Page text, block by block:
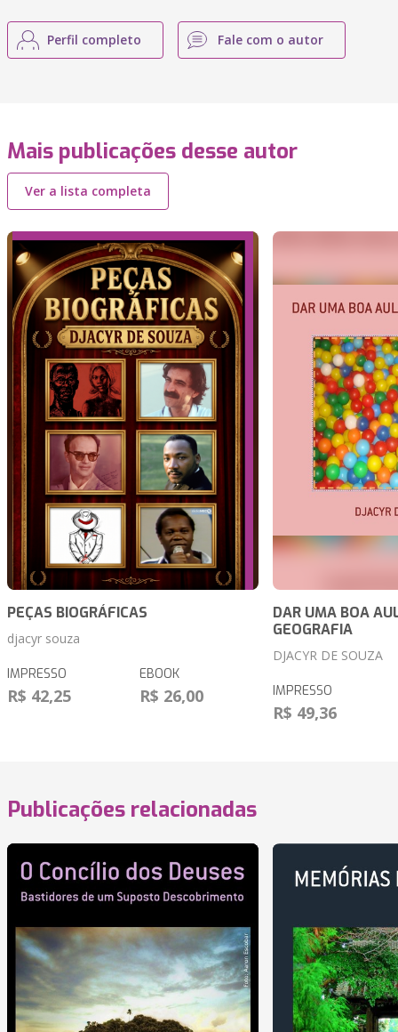
Perfil completo Fale com o autor
Mais publicações desse autor
Ver a lista completa
PEÇAS BIOGRÁFICAS
djacyr souza
IMPRESSO
R$ 42,25
EBOOK
R$ 26,00
DAR UMA BOA
GEOGRAFIA
DJACYR DE SOUZA
IMPRESSO
R$ 49,36
Publicações relacionadas